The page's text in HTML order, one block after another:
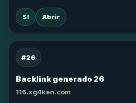
SI Abrir
#26
Backlink generado 26
116.xg4ken.com